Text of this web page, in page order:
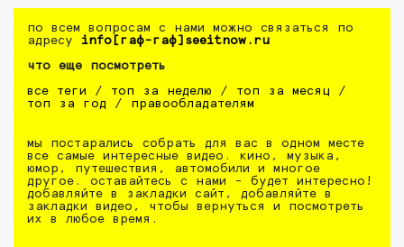
по всем вопросам с нами можно связаться по
адресу info[гаф-гаф]seeitnow.ru
что еще посмотреть
все теги / топ за неделю / топ за месяц /
топ за год / правообладателям
мы постарались собрать для вас в одном месте
все самые интересные видео. кино, музыка,
юмор, путешествия, автомобили и многое
другое. оставайтесь с нами - будет интересно!
добавляйте в закладки сайт, добавляйте в
закладки видео, чтобы вернуться и посмотреть
их в любое время.